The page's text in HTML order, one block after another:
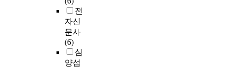
전
자신
문사
(6)
심
양섭